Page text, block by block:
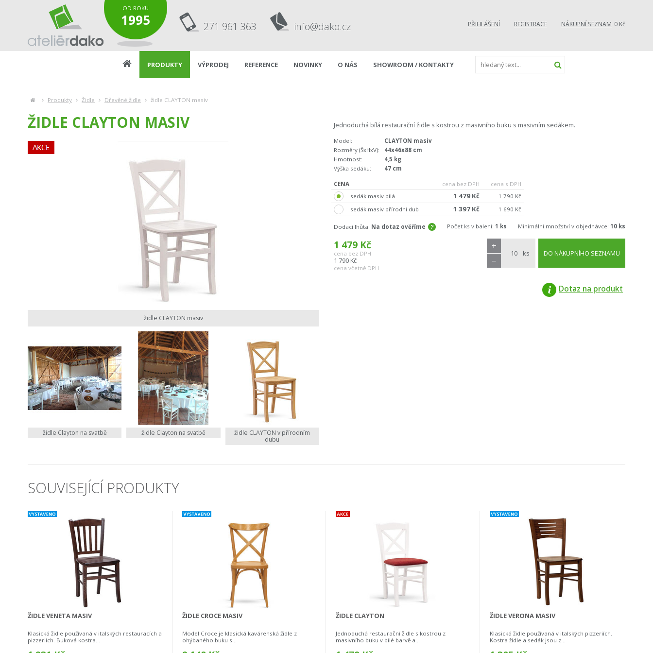
OD ROKU
1995 271 961 363 info@dako.cz PŘIHLÁŠENÍ REGISTRACE NÁKUPNÍ SEZNAM 0 Kč
PRODUKTY VÝPRODEJ REFERENCE NOVINKY O NÁS SHOWROOM / KONTAKTY
Produkty Židle Dřevěné židle židle CLAYTON masiv
ŽIDLE CLAYTON MASIV
židle CLAYTON masiv
židle Clayton na svatbě židle Clayton na svatbě
židle CLAYTON v přírodním
dubu
Jednoduchá bílá restaurační židle s kostrou z masivního buku s masivním sedákem.
Model:
CLAYTON masiv
Rozměry (ŠxHxV):
44x46x88 cm
Hmotnost:
4,5 kg
Výška sedáku:
47 cm
CENA cena bez DPH
cena s DPH
sedák masiv bílá
1 479 Kč
1 790 Kč
sedák masiv přírodní dub
1 397 Kč 1 690 Kč
Dodací lhůta: Na dotaz ověříme Počet ks v balení: 1 ks Minimální množství v objednávce: 10 ks
1 479 Kč
cena bez DPH
1 790 Kč
cena včetně DPH
ks
+
−
DO NÁKUPNÍHO SEZNAMU
Dotaz na produkt
SOUVISEJÍCÍ PRODUKTY
ŽIDLE VENETA MASIV
Klasická židle používaná v italských restauracích a
pizzeriích. Buková kostra...
ŽIDLE CROCE MASIV
Model Croce je klasická kavárenská židle z
ohýbaného buku s...
ŽIDLE CLAYTON
Jednoduchá restaurační židle s kostrou z
masivního buku v bílé barvě a...
ŽIDLE VERONA MASIV
Klasická židle používaná v italských pizzeriích.
Kostra židle a sedák jsou z...